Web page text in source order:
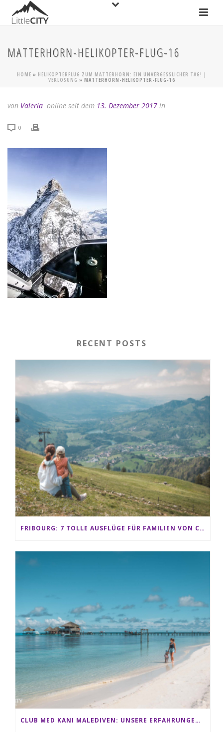
MATTERHORN-HELIKOPTER-FLUG-16
HOME » HELIKOPTERFLUG ZUM MATTERHORN: EIN UNVERGESSLICHER TAG! |
VERLOSUNG » MATTERHORN-HELIKOPTER-FLUG-16
von Valeria online seit dem 13. Dezember 2017 in
0
RECENT POSTS
FRIBOURG: 7 TOLLE AUSFLÜGE FÜR FAMILIEN VON CHARMEY BIS LES PACCOTS
CLUB MED KANI MALEDIVEN: UNSERE ERFAHRUNGEN IM ALL-INCLUSIVE PARADIES